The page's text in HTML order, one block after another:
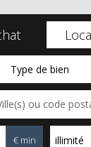
Type de bien
€ min